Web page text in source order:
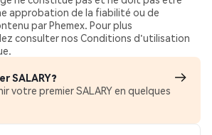
approbation de la fiabilité ou de
par Phemex. Pour plus
consulter nos Conditions d'utilisation
SALARY?
votre premier SALARY en quelques